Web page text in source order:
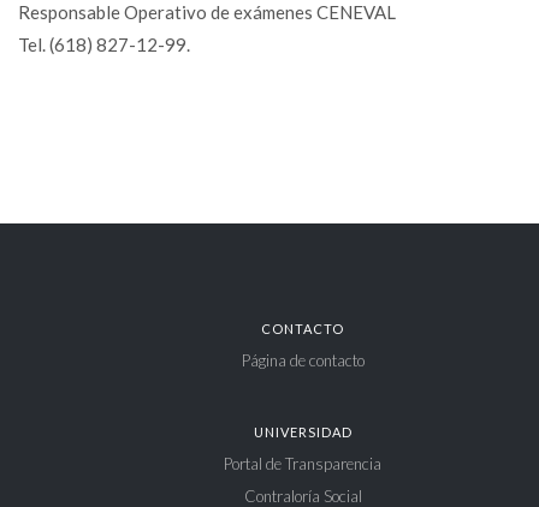
Responsable Operativo de exámenes CENEVAL
Tel. (618) 827-12-99.
CONTACTO
Página de contacto
UNIVERSIDAD
Portal de Transparencia
Contraloría Social